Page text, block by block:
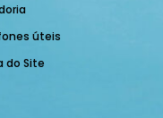
úteis
do Site